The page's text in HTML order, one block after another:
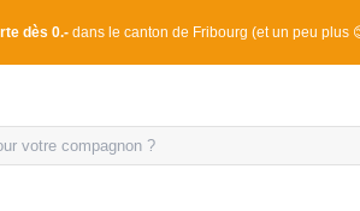
dès 0.- dans le canton de Fribourg (et un peu plus